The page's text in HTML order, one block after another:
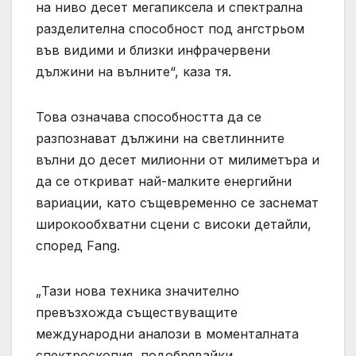
на ниво десет мегапиксела и спектрална
разделителна способност под ангстрьом
във видими и близки инфрачервени
дължини на вълните“, каза тя.
Това означава способността да се
разпознават дължини на светлинните
вълни до десет милионни от милиметъра и
да се откриват най-малките енергийни
вариации, като същевременно се заснемат
широкообхватни сцени с високи детайли,
според Fang.
„Тази нова техника значително
превъзхожда съществуващите
международни аналози в моменталната